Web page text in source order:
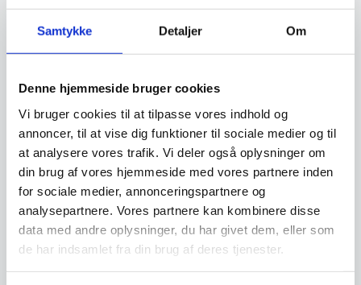
Samtykke Detaljer Om
Denne hjemmeside bruger cookies
Vi bruger cookies til at tilpasse vores indhold og
annoncer, til at vise dig funktioner til sociale medier og til
at analysere vores trafik. Vi deler også oplysninger om
din brug af vores hjemmeside med vores partnere inden
for sociale medier, annonceringspartnere og
analysepartnere. Vores partnere kan kombinere disse
data med andre oplysninger, du har givet dem, eller som
de har indsamlet fra din brug af deres tjenester.
potteplanteskjuler i
pladsbesparende
planteophæng, er nu på
257,50 DKK
419,00 DKK
Vi prismatcher
potteplanteskjuler i
hvid/sort fra Umbra
Dette unikke og
pladsbesparende
planteophæng, er nu på
markedet med sorte…
257,50 DKK
419,00DKK
Vi prismatcher